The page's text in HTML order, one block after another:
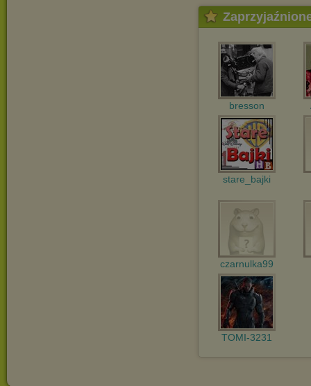
bresson
stare_bajki
czarnulka99
TOMI-3231